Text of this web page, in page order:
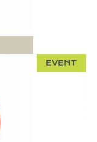
EVENT